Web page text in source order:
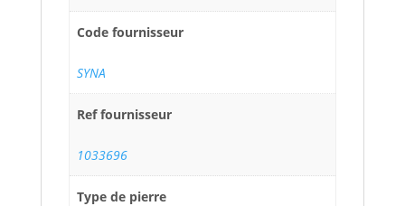
Code fournisseur
SYNA
Ref fournisseur
1033696
Type de pierre